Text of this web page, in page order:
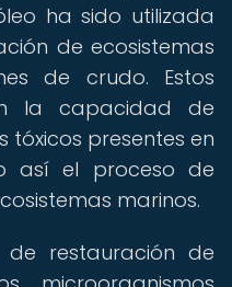
ha sido utilizada
de ecosistemas
de crudo. Estos
la capacidad de
presentes en
así el proceso de
marinos.
de restauración de